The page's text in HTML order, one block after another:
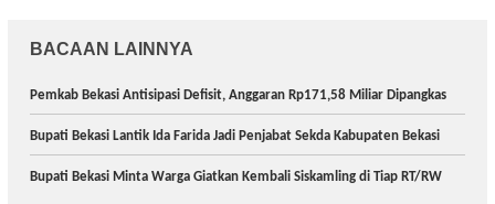
BACAAN LAINNYA
Pemkab Bekasi Antisipasi Defisit, Anggaran Rp171,58 Miliar Dipangkas
Bupati Bekasi Lantik Ida Farida Jadi Penjabat Sekda Kabupaten Bekasi
Bupati Bekasi Minta Warga Giatkan Kembali Siskamling di Tiap RT/RW